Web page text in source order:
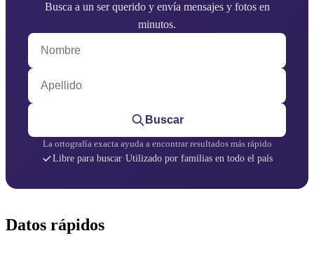
Busca a un ser querido y envía mensajes y fotos en
minutos.
Nombre
Apellido
Buscar
La ortografía exacta ayuda a encontrar resultados más rápido
Libre para buscar·Utilizado por familias en todo el país
Datos rápidos